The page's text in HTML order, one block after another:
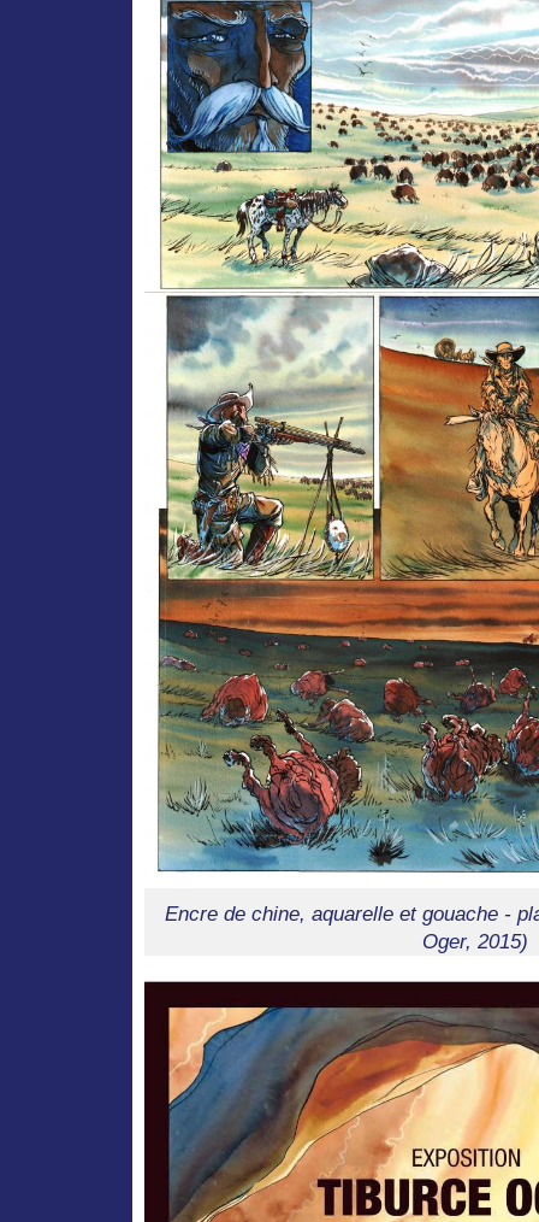
Encre de chine, aquarelle et gouache -
Oger, 2015)